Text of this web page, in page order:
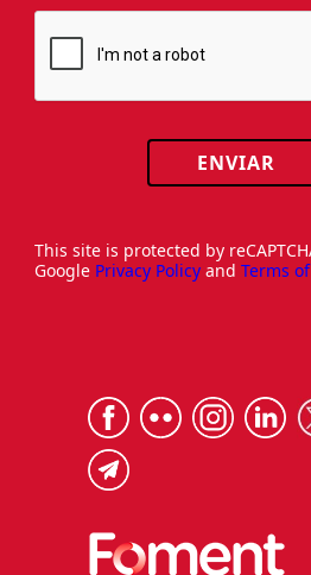
ENVIAR
This site is protected by
Google Privacy Policy and Terms